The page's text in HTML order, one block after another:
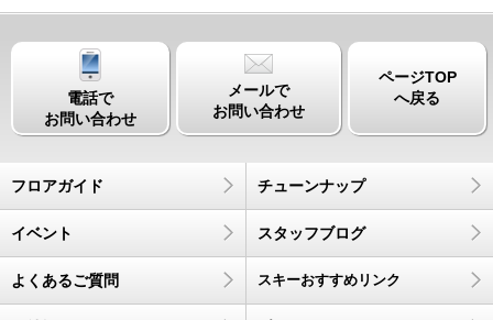
電話で
お問い合わせ
メールで
お問い合わせ
ページTOP
へ戻る
フロアガイド チューンナップ
イベント スタッフブログ
よくあるご質問 スキーおすすめリンク